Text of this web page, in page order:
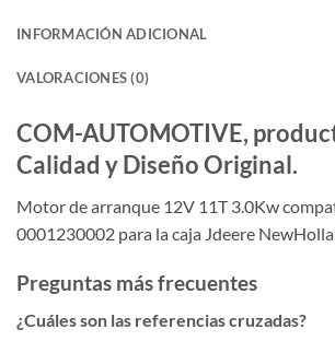
INFORMACIÓN ADICIONAL
VALORACIONES (0)
COM-AUTOMOTIVE,
Calidad y Diseño Original.
Motor de arranque 12V 11T 3.0Kw
0001230002 para la caja Jdeere
Preguntas más frecuentes
¿Cuáles son las referencias cruzadas?